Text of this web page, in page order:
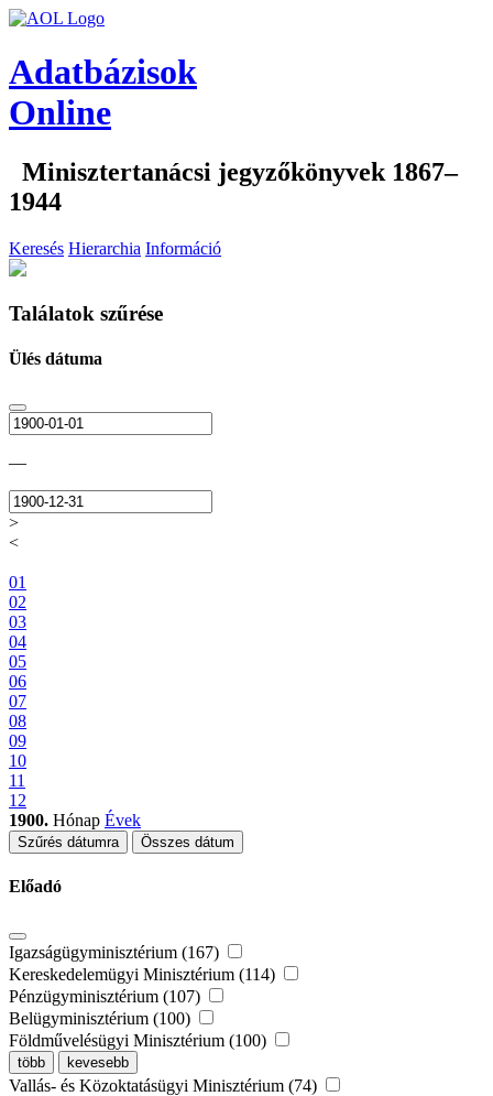
Adatbázisok
Online
Minisztertanácsi jegyzőkönyvek 1867–
1944
Keresés Hierarchia Információ
Találatok szűrése
Ülés dátuma
—
>
<
01
02
03
04
05
06
07
08
09
10
11
12
1900. Hónap Évek
Szűrés dátumra Összes dátum
Előadó
Igazságügyminisztérium (167)
Kereskedelemügyi Minisztérium (114)
Pénzügyminisztérium (107)
Belügyminisztérium (100)
Földművelésügyi Minisztérium (100)
több kevesebb
Vallás- és Közoktatásügyi Minisztérium (74)